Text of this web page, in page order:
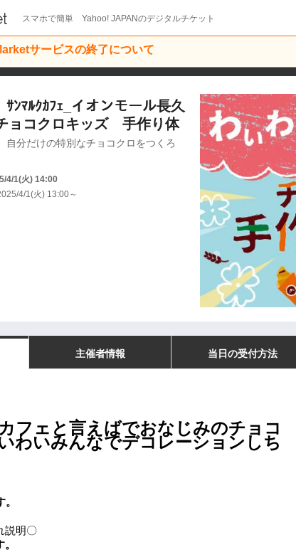
スマホで簡単 Yahoo! JAPANのデジタルチケット
サービスの終了について
ﾝﾏﾙｸｶﾌｪ_イオンモール長久
ョコクロキッズ 手作り体
自分だけの特別なチョコクロをつくろ
4/1(火) 14:00
4/1(火) 13:00～
主催者情報 当日の受付方法
フェと言えばでおなじみのチョコ
わいみんなでデコレーションしち
説明〇